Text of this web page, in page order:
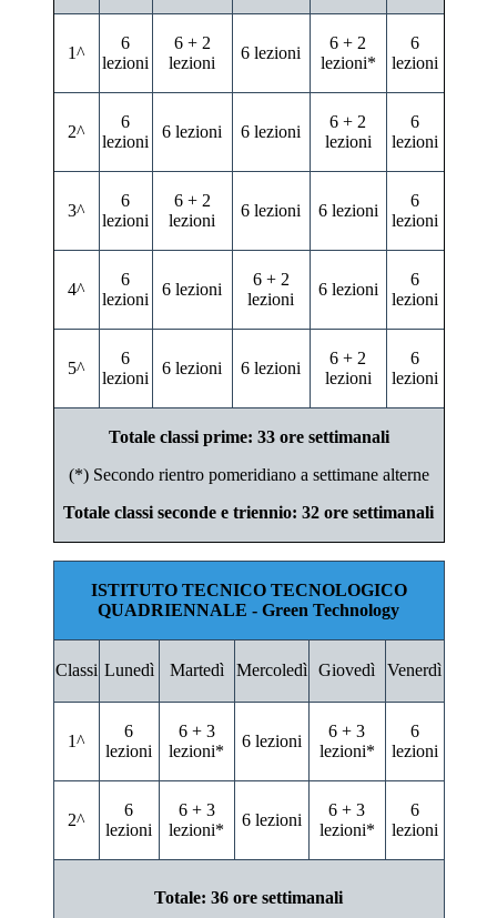
1^
6
lezioni
6 + 2
lezioni
6 lezioni
6 + 2
lezioni*
6
lezioni
2^
6
lezioni
6 lezioni 6 lezioni
6 + 2
lezioni
6
lezioni
3^
6
lezioni
6 + 2
lezioni
6 lezioni 6 lezioni
6
lezioni
4^
6
lezioni
6 lezioni
6 + 2
lezioni
6 lezioni
6
lezioni
5^
6
lezioni
6 lezioni 6 lezioni
6 + 2
lezioni
6
lezioni
Totale classi prime: 33 ore settimanali
(*) Secondo rientro pomeridiano a settimane alterne
Totale classi seconde e triennio: 32 ore settimanali
ISTITUTO TECNICO TECNOLOGICO
QUADRIENNALE - Green Technology
Classi Lunedì Martedì Mercoledì Giovedì Venerdì
1^
6
lezioni
6 + 3
lezioni*
6 lezioni
6 + 3
lezioni*
6
lezioni
2^
6
lezioni
6 + 3
lezioni*
6 lezioni
6 + 3
lezioni*
6
lezioni
Totale: 36 ore settimanali